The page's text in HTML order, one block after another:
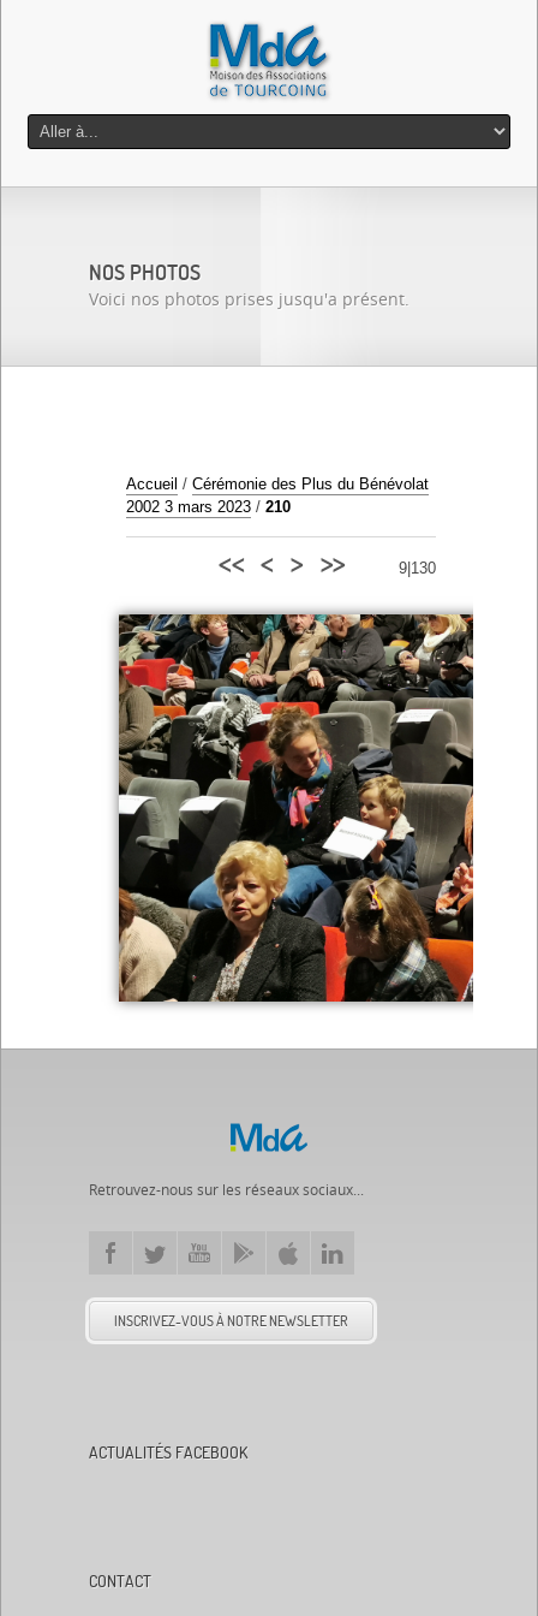
NOS PHOTOS
Voici nos photos prises jusqu'a présent.
Accueil / Cérémonie des Plus du Bénévolat
2002 3 mars 2023 / 210
9|130
<< < > >>
Retrouvez-nous sur les réseaux sociaux...
INSCRIVEZ-VOUS À NOTRE NEWSLETTER
ACTUALITÉS FACEBOOK
CONTACT